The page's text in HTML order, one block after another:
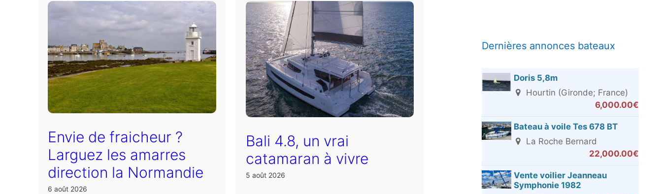
Envie de fraicheur ?
Larguez les amarres
direction la Normandie
6 août 2026
Bali 4.8, un vrai
catamaran à vivre
5 août 2026
Dernières annonces bateaux
Doris 5,8m
Hourtin (Gironde; France)
6,000.00€
Bateau à voile Tes 678 BT
La Roche Bernard
22,000.00€
Vente voilier Jeanneau
Symphonie 1982